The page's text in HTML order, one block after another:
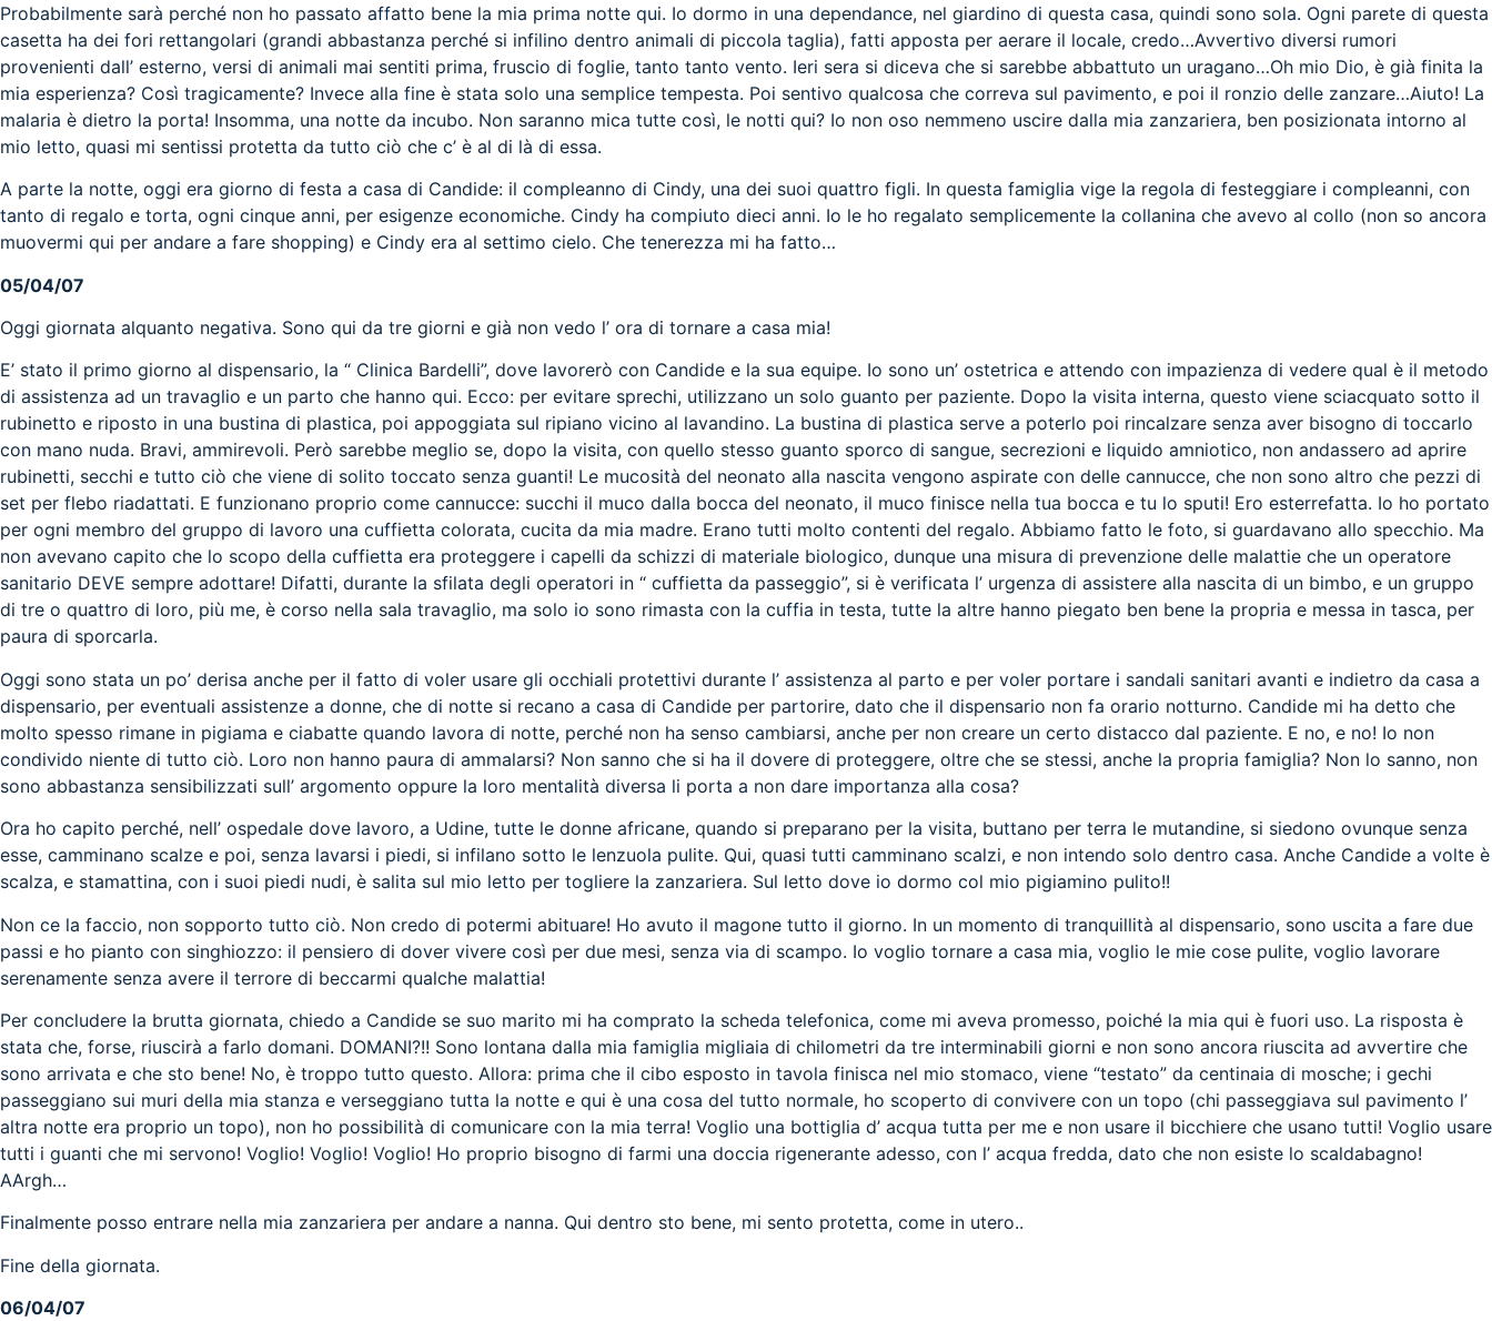
Probabilmente sarà perché non ho passato affatto bene la mia prima notte qui. Io dormo in una dependance, nel giardino di questa casa, quindi sono sola. Ogni parete di questa
casetta ha dei fori rettangolari (grandi abbastanza perché si infilino dentro animali di piccola taglia), fatti apposta per aerare il locale, credo…Avvertivo diversi rumori
provenienti dall’ esterno, versi di animali mai sentiti prima, fruscio di foglie, tanto tanto vento. Ieri sera si diceva che si sarebbe abbattuto un uragano…Oh mio Dio, è già finita la
mia esperienza? Così tragicamente? Invece alla fine è stata solo una semplice tempesta. Poi sentivo qualcosa che correva sul pavimento, e poi il ronzio delle zanzare…Aiuto! La
malaria è dietro la porta! Insomma, una notte da incubo. Non saranno mica tutte così, le notti qui? Io non oso nemmeno uscire dalla mia zanzariera, ben posizionata intorno al
mio letto, quasi mi sentissi protetta da tutto ciò che c’ è al di là di essa.
A parte la notte, oggi era giorno di festa a casa di Candide: il compleanno di Cindy, una dei suoi quattro figli. In questa famiglia vige la regola di festeggiare i compleanni, con
tanto di regalo e torta, ogni cinque anni, per esigenze economiche. Cindy ha compiuto dieci anni. Io le ho regalato semplicemente la collanina che avevo al collo (non so ancora
muovermi qui per andare a fare shopping) e Cindy era al settimo cielo. Che tenerezza mi ha fatto…
05/04/07
Oggi giornata alquanto negativa. Sono qui da tre giorni e già non vedo l’ ora di tornare a casa mia!
E’ stato il primo giorno al dispensario, la “ Clinica Bardelli”, dove lavorerò con Candide e la sua equipe. Io sono un’ ostetrica e attendo con impazienza di vedere qual è il metodo
di assistenza ad un travaglio e un parto che hanno qui. Ecco: per evitare sprechi, utilizzano un solo guanto per paziente. Dopo la visita interna, questo viene sciacquato sotto il
rubinetto e riposto in una bustina di plastica, poi appoggiata sul ripiano vicino al lavandino. La bustina di plastica serve a poterlo poi rincalzare senza aver bisogno di toccarlo
con mano nuda. Bravi, ammirevoli. Però sarebbe meglio se, dopo la visita, con quello stesso guanto sporco di sangue, secrezioni e liquido amniotico, non andassero ad aprire
rubinetti, secchi e tutto ciò che viene di solito toccato senza guanti! Le mucosità del neonato alla nascita vengono aspirate con delle cannucce, che non sono altro che pezzi di
set per flebo riadattati. E funzionano proprio come cannucce: succhi il muco dalla bocca del neonato, il muco finisce nella tua bocca e tu lo sputi! Ero esterrefatta. Io ho portato
per ogni membro del gruppo di lavoro una cuffietta colorata, cucita da mia madre. Erano tutti molto contenti del regalo. Abbiamo fatto le foto, si guardavano allo specchio. Ma
non avevano capito che lo scopo della cuffietta era proteggere i capelli da schizzi di materiale biologico, dunque una misura di prevenzione delle malattie che un operatore
sanitario DEVE sempre adottare! Difatti, durante la sfilata degli operatori in “ cuffietta da passeggio”, si è verificata l’ urgenza di assistere alla nascita di un bimbo, e un gruppo
di tre o quattro di loro, più me, è corso nella sala travaglio, ma solo io sono rimasta con la cuffia in testa, tutte la altre hanno piegato ben bene la propria e messa in tasca, per
paura di sporcarla.
Oggi sono stata un po’ derisa anche per il fatto di voler usare gli occhiali protettivi durante l’ assistenza al parto e per voler portare i sandali sanitari avanti e indietro da casa a
dispensario, per eventuali assistenze a donne, che di notte si recano a casa di Candide per partorire, dato che il dispensario non fa orario notturno. Candide mi ha detto che
molto spesso rimane in pigiama e ciabatte quando lavora di notte, perché non ha senso cambiarsi, anche per non creare un certo distacco dal paziente. E no, e no! Io non
condivido niente di tutto ciò. Loro non hanno paura di ammalarsi? Non sanno che si ha il dovere di proteggere, oltre che se stessi, anche la propria famiglia? Non lo sanno, non
sono abbastanza sensibilizzati sull’ argomento oppure la loro mentalità diversa li porta a non dare importanza alla cosa?
Ora ho capito perché, nell’ ospedale dove lavoro, a Udine, tutte le donne africane, quando si preparano per la visita, buttano per terra le mutandine, si siedono ovunque senza
esse, camminano scalze e poi, senza lavarsi i piedi, si infilano sotto le lenzuola pulite. Qui, quasi tutti camminano scalzi, e non intendo solo dentro casa. Anche Candide a volte è
scalza, e stamattina, con i suoi piedi nudi, è salita sul mio letto per togliere la zanzariera. Sul letto dove io dormo col mio pigiamino pulito!!
Non ce la faccio, non sopporto tutto ciò. Non credo di potermi abituare! Ho avuto il magone tutto il giorno. In un momento di tranquillità al dispensario, sono uscita a fare due
passi e ho pianto con singhiozzo: il pensiero di dover vivere così per due mesi, senza via di scampo. Io voglio tornare a casa mia, voglio le mie cose pulite, voglio lavorare
serenamente senza avere il terrore di beccarmi qualche malattia!
Per concludere la brutta giornata, chiedo a Candide se suo marito mi ha comprato la scheda telefonica, come mi aveva promesso, poiché la mia qui è fuori uso. La risposta è
stata che, forse, riuscirà a farlo domani. DOMANI?!! Sono lontana dalla mia famiglia migliaia di chilometri da tre interminabili giorni e non sono ancora riuscita ad avvertire che
sono arrivata e che sto bene! No, è troppo tutto questo. Allora: prima che il cibo esposto in tavola finisca nel mio stomaco, viene “testato” da centinaia di mosche; i gechi
passeggiano sui muri della mia stanza e verseggiano tutta la notte e qui è una cosa del tutto normale, ho scoperto di convivere con un topo (chi passeggiava sul pavimento l’
altra notte era proprio un topo), non ho possibilità di comunicare con la mia terra! Voglio una bottiglia d’ acqua tutta per me e non usare il bicchiere che usano tutti! Voglio usare
tutti i guanti che mi servono! Voglio! Voglio! Voglio! Ho proprio bisogno di farmi una doccia rigenerante adesso, con l’ acqua fredda, dato che non esiste lo scaldabagno!
AArgh…
Finalmente posso entrare nella mia zanzariera per andare a nanna. Qui dentro sto bene, mi sento protetta, come in utero..
Fine della giornata.
06/04/07